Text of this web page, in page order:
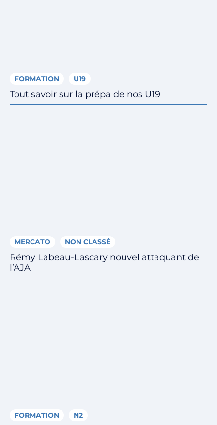
FORMATION U19
Tout savoir sur la prépa de nos U19
MERCATO NON CLASSÉ
Rémy Labeau-Lascary nouvel attaquant de
l’AJA
FORMATION N2